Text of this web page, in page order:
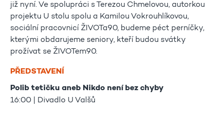
již nyní. Ve spolupráci s Terezou Chmelovou, autorkou
projektu U stolu spolu a Kamilou Vokrouhlíkovou,
sociální pracovnicí ŽIVOTa90, budeme péct perníčky,
kterými obdarujeme seniory, kteří budou svátky
prožívat se ŽIVOTem90.
PŘEDSTAVENÍ
Polib tetičku aneb Nikdo není bez chyby
16:00 | Divadlo U Valšů